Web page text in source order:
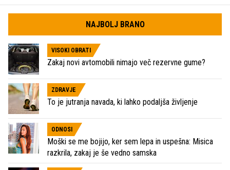
NAJBOLJ BRANO
VISOKI OBRATI
Zakaj novi avtomobili nimajo več rezervne gume?
ZDRAVJE
To je jutranja navada, ki lahko podaljša življenje
ODNOSI
Moški se me bojijo, ker sem lepa in uspešna: Misica
razkrila, zakaj je še vedno samska